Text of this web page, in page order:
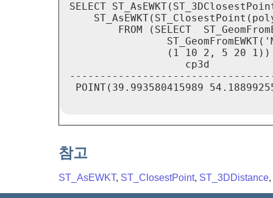
SELECT
FROM (SELECT
(1 10 2, 5 20
cp3d
POINT(39.993580415989
참고
ST_AsEWKT, ST_ClosestPoint, ST_3DDistance,